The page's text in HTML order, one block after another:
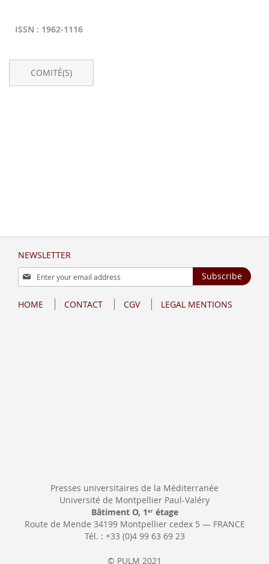
ISSN : 1962-1116
COMITÉ(S)
NEWSLETTER
Sign
Up
Our
Subscribe
HOME CONTACT CGV LEGAL MENTIONS
Presses universitaires de la Méditerranée
Université de Montpellier Paul-Valéry
Bâtiment O, 1 erétage
Route de Mende 34199 Montpellier cedex 5 — FRANCE
Tél. : +33 (0)4 99 63 69 23
© PULM 2021